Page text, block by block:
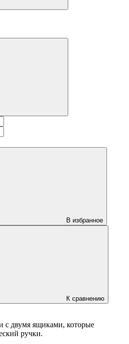
В избранное
К сравнению
с двумя ящиками, которые
ручки.